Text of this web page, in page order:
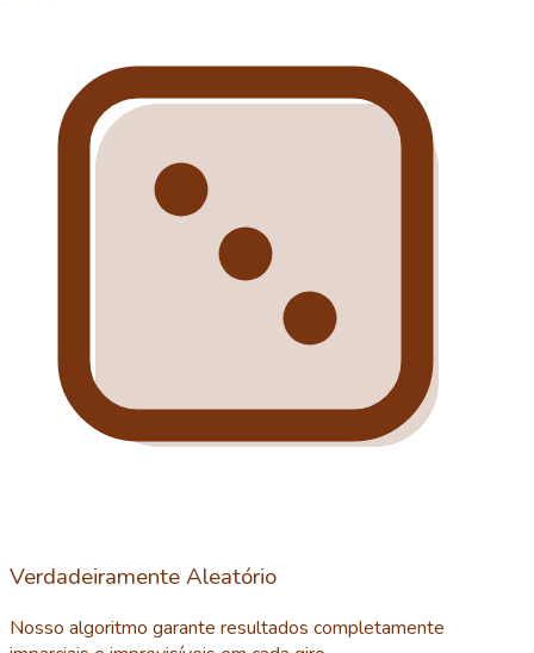
Verdadeiramente Aleatório
Nosso algoritmo garante resultados completamente